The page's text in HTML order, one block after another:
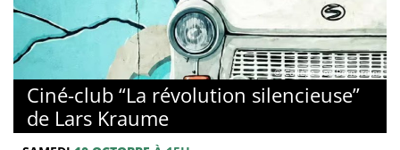
© Collège des Bernardins
Ciné-club “La révolution silencieuse”
de Lars Kraume